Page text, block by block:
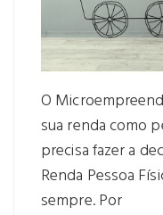
O
sua renda como
precisa fazer a
Renda Pessoa
sempre. Por